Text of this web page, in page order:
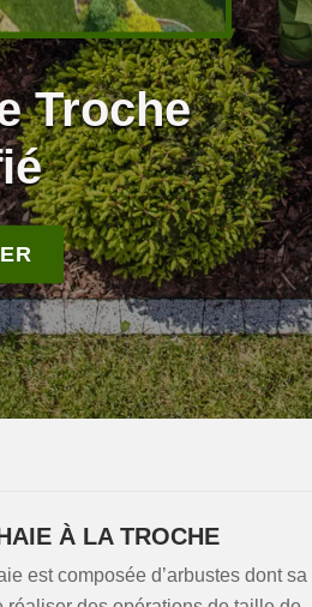
Troche
À LA TROCHE
est composée d’arbustes dont sa